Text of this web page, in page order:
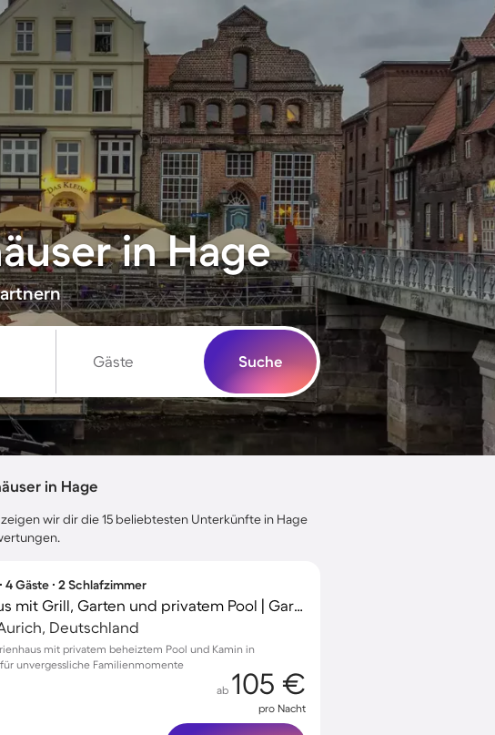
in Hage
Gäste Suche
in Hage
wir dir die 15 beliebtesten Unterkünfte in Hage
4 Gäste ∙ 2 Schlafzimmer
Ferienhaus mit Grill, Garten und privatem Pool | Gartenblick
Deutschland
mit privatem beheiztem Pool und Kamin in
unvergessliche Familienmomente
ab 105 €
pro Nacht